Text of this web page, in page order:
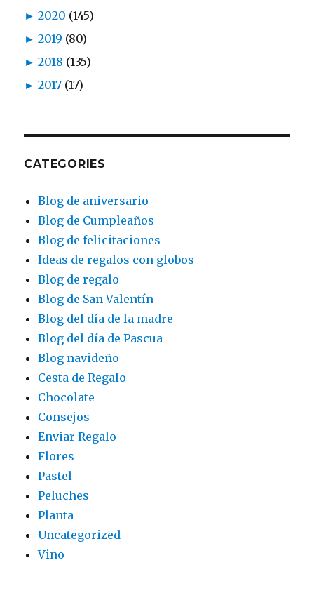
► 2020 (145)
► 2019 (80)
► 2018 (135)
► 2017 (17)
CATEGORIES
Blog de aniversario
Blog de Cumpleaños
Blog de felicitaciones
Ideas de regalos con globos
Blog de regalo
Blog de San Valentín
Blog del día de la madre
Blog del día de Pascua
Blog navideño
Cesta de Regalo
Chocolate
Consejos
Enviar Regalo
Flores
Pastel
Peluches
Planta
Uncategorized
Vino